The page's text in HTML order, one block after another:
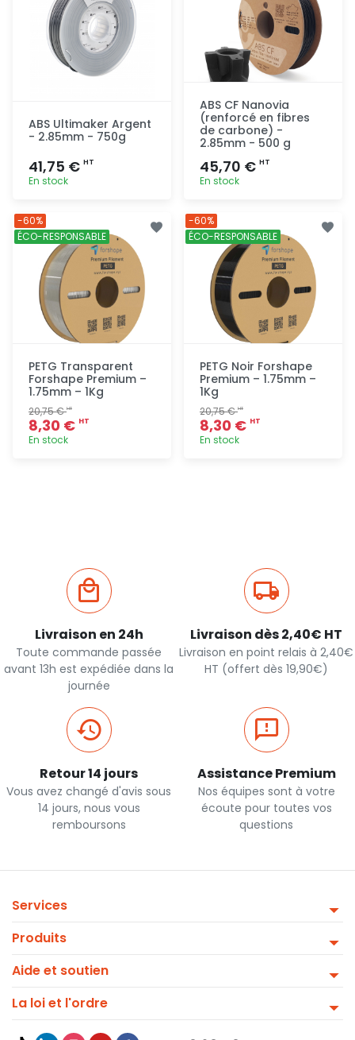
ABS Ultimaker Argent
- 2.85mm - 750g
41,75 € HT
En stock
rapide
ABS CF Nanovia
(renforcé en fibres
de carbone) -
2.85mm - 500 g
45,70 € HT
En stock
rapide
PETG Transparent
Forshape Premium –
1.75mm – 1Kg
20,75 €HT
8,30 € HT
En stock
-60%
ÉCO-RESPONSABLE
PETG Noir Forshape
Premium – 1.75mm –
1Kg
20,75 €HT
8,30 € HT
En stock
-60%
ÉCO-RESPONSABLE
Livraison en 24h
Toute commande passée
avant 13h est expédiée dans la
journée
Livraison dès 2,40€ HT
Livraison en point relais à 2,40€
HT (offert dès 19,90€)
Retour 14 jours
Vous avez changé d'avis sous
14 jours, nous vous
remboursons
Assistance Premium
Nos équipes sont à votre
écoute pour toutes vos
questions
Services
Produits
Aide et soutien
La loi et l'ordre